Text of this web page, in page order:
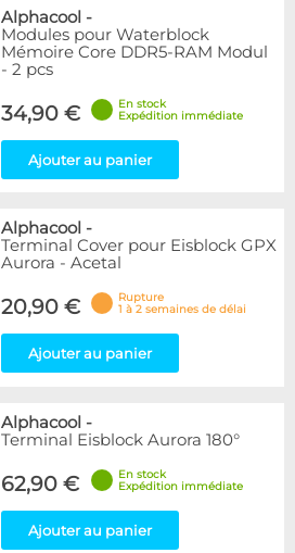
Alphacool -
Modules pour Waterblock
Mémoire Core DDR5-RAM Modul
- 2 pcs
34,90 €
En stock
Expédition immédiate
Ajouter au panier
Alphacool -
Terminal Cover pour Eisblock GPX
Aurora - Acetal
20,90 €
Rupture
1 à 2 semaines de délai
Ajouter au panier
Alphacool -
Terminal Eisblock Aurora 180°
62,90 €
En stock
Expédition immédiate
Ajouter au panier